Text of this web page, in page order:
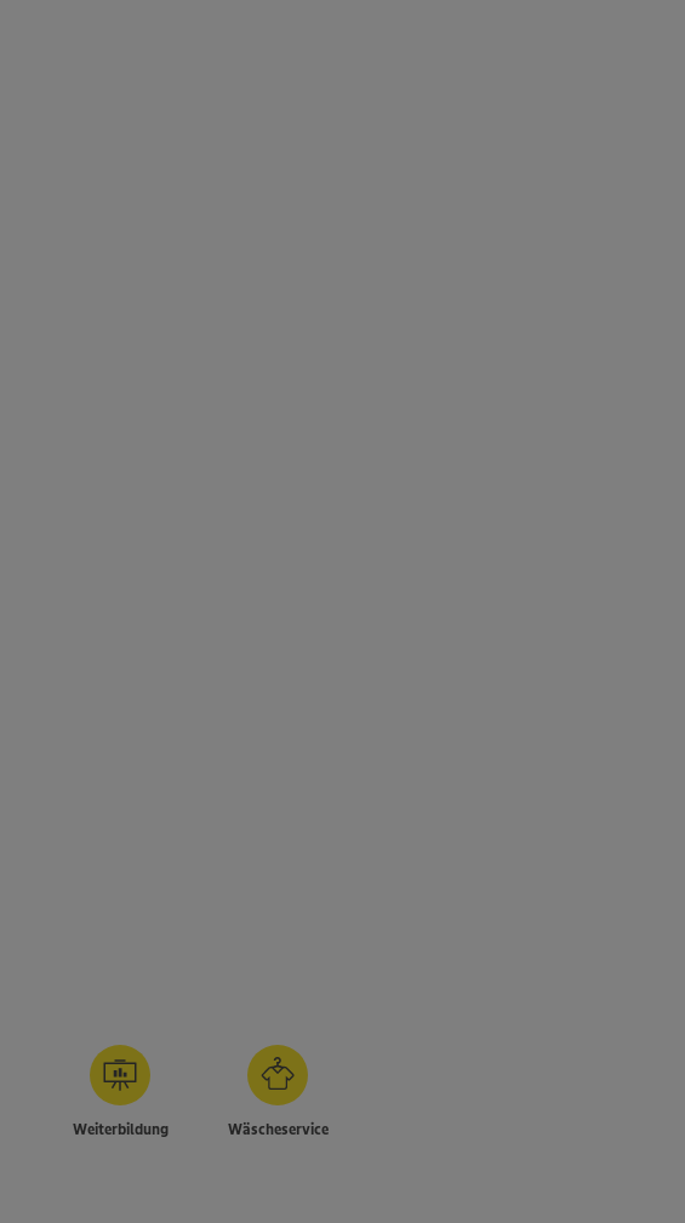
Weiterbildung Wäscheservice